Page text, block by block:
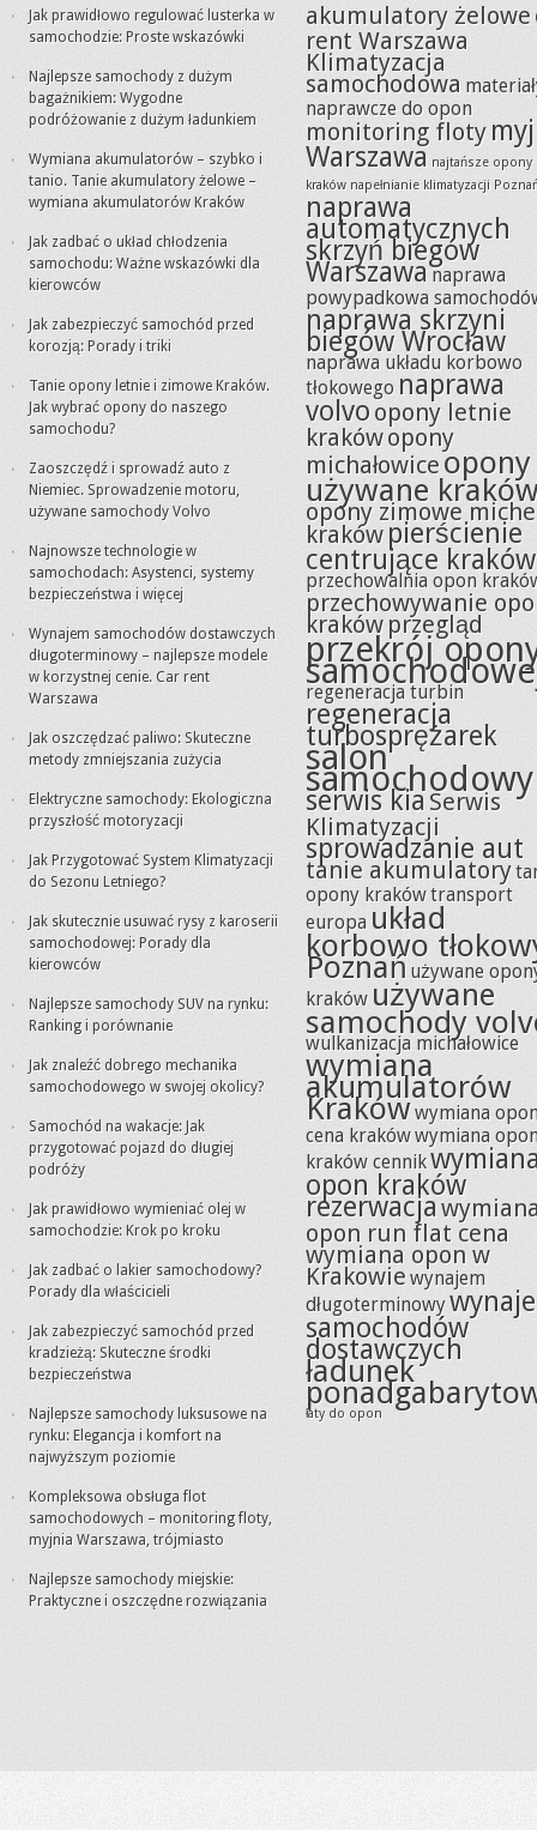
Jak prawidłowo regulować lusterka w
samochodzie: Proste wskazówki
Najlepsze samochody z dużym
bagażnikiem: Wygodne
podróżowanie z dużym ładunkiem
Wymiana akumulatorów – szybko i
tanio. Tanie akumulatory żelowe –
wymiana akumulatorów Kraków
Jak zadbać o układ chłodzenia
samochodu: Ważne wskazówki dla
kierowców
Jak zabezpieczyć samochód przed
korozją: Porady i triki
Tanie opony letnie i zimowe Kraków.
Jak wybrać opony do naszego
samochodu?
Zaoszczędź i sprowadź auto z
Niemiec. Sprowadzenie motoru,
używane samochody Volvo
Najnowsze technologie w
samochodach: Asystenci, systemy
bezpieczeństwa i więcej
Wynajem samochodów dostawczych
długoterminowy – najlepsze modele
w korzystnej cenie. Car rent
Warszawa
Jak oszczędzać paliwo: Skuteczne
metody zmniejszania zużycia
Elektryczne samochody: Ekologiczna
przyszłość motoryzacji
Jak Przygotować System Klimatyzacji
do Sezonu Letniego?
Jak skutecznie usuwać rysy z karoserii
samochodowej: Porady dla
kierowców
Najlepsze samochody SUV na rynku:
Ranking i porównanie
Jak znaleźć dobrego mechanika
samochodowego w swojej okolicy?
Samochód na wakacje: Jak
przygotować pojazd do długiej
podróży
Jak prawidłowo wymieniać olej w
samochodzie: Krok po kroku
Jak zadbać o lakier samochodowy?
Porady dla właścicieli
Jak zabezpieczyć samochód przed
kradzieżą: Skuteczne środki
bezpieczeństwa
Najlepsze samochody luksusowe na
rynku: Elegancja i komfort na
najwyższym poziomie
Kompleksowa obsługa flot
samochodowych – monitoring floty,
myjnia Warszawa, trójmiasto
Najlepsze samochody miejskie:
Praktyczne i oszczędne rozwiązania
akumulatory żelowe
rent Warszawa
Klimatyzacja
samochodowa
naprawcze do opon
monitoring floty
Warszawa najtańsze opony
kraków napełnianie klimatyzacji
naprawa
automatycznych
skrzyń biegów
Warszawa naprawa
powypadkowa
naprawa skrzyni
biegów Wrocław
naprawa układu korbowo
tłokowego naprawa
volvoopony letnie
krakówopony
michałowiceopony
używane
opony zimowe
kraków pierścienie
centrujące kraków
przechowalnia opon
przechowywanie
kraków przegląd
przekrój
regeneracja turbin
regeneracja
turbosprężarek
salon
samochodowy
serwis kiaSerwis
Klimatyzacji
sprowadzanie aut
tanie akumulatory
opony krakówtransport
europa układ
korbowo
Poznań używane
kraków używane
samochody
wulkanizacja michałowice
wymiana
akumulatorów
Krakówwymiana
cena krakówwymiana
kraków cennik
opon kraków
rezerwacja
opon run flat cena
wymiana opon w
Krakowiewynajem
długoterminowy
samochodów
dostawczych
ładunek
łaty do opon